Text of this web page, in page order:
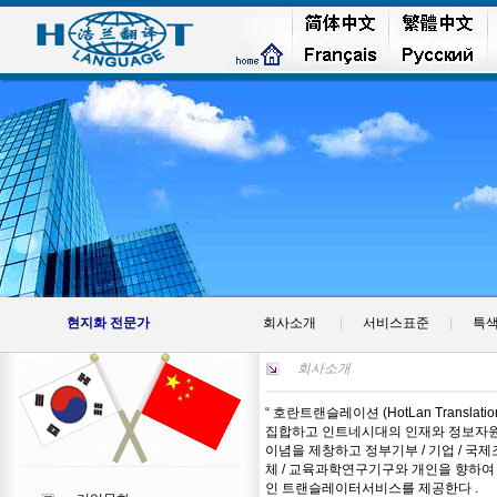
현지화 전문가 회사소개 서비스표준 특
회사소개
“ 호란트랜슬레이션 (HotLan
집합하고 인트네시대의 인재와 정보자
이념을 제창하고 정부기부 / 기업 / 국
체 / 교육과학연구기구와 개인을 향하
인 트랜슬레이터서비스를 제공한다 .